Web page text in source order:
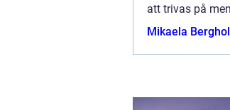
att trivas på
är bra rent fun...
Mikaela